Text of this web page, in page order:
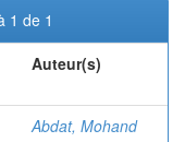
1 de 1
Auteur(s)
Abdat, Mohand